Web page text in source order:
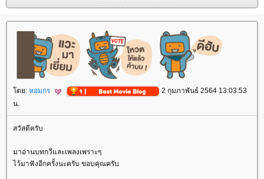
ดย: หอมกร
2 กุมภาพันธ์ 2564 13:03:53
น.
สวัสดีครับ
มาอ่านบทกวีและเพลงเพราะๆ
ไว้มาฟังอีกครั้งนะครับ ขอบคุณครับ